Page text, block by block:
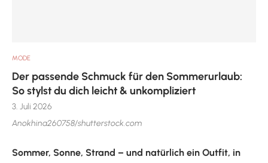
MODE
Der passende Schmuck für den Sommerurlaub:
So stylst du dich leicht & unkompliziert
3. Juli 2026
Anokhina260758/shutterstock.com
Sommer, Sonne, Strand – und natürlich ein Outfit, in